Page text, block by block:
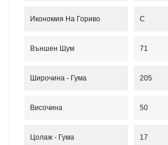
Икономия На Гориво C
Външен Шум 71
Широчина - Гума 205
Височина 50
Цолаж - Гума 17